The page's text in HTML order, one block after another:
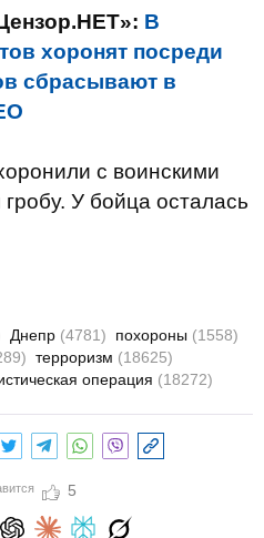
В
хоронят посреди
сбрасывают в
с воинскими
У бойца осталась
Днепр (4781) похороны (1558)
терроризм (18625)
операция (18272)
5